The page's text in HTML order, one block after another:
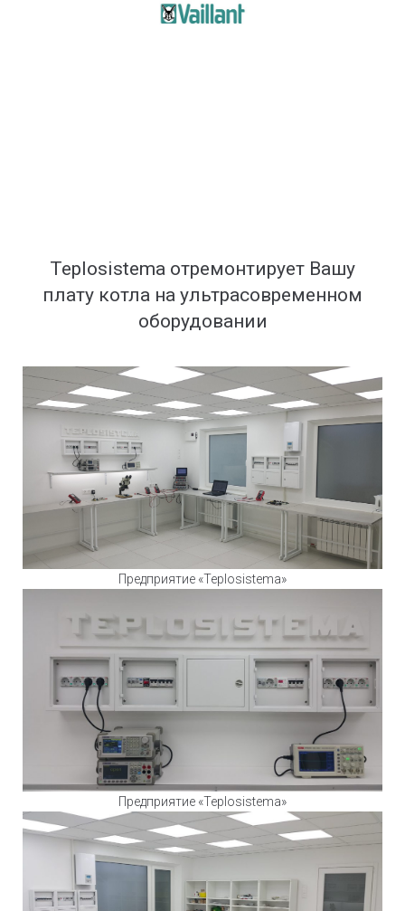
Teplosistema отремонтирует Вашу
плату котла на ультрасовременном
оборудовании
Предприятие «Teplosistema»
Предприятие «Teplosistema»